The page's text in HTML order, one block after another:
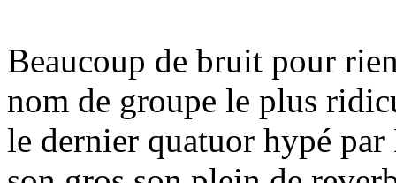
Beaucoup de bruit pour
nom de groupe le plus
le dernier quatuor hypé